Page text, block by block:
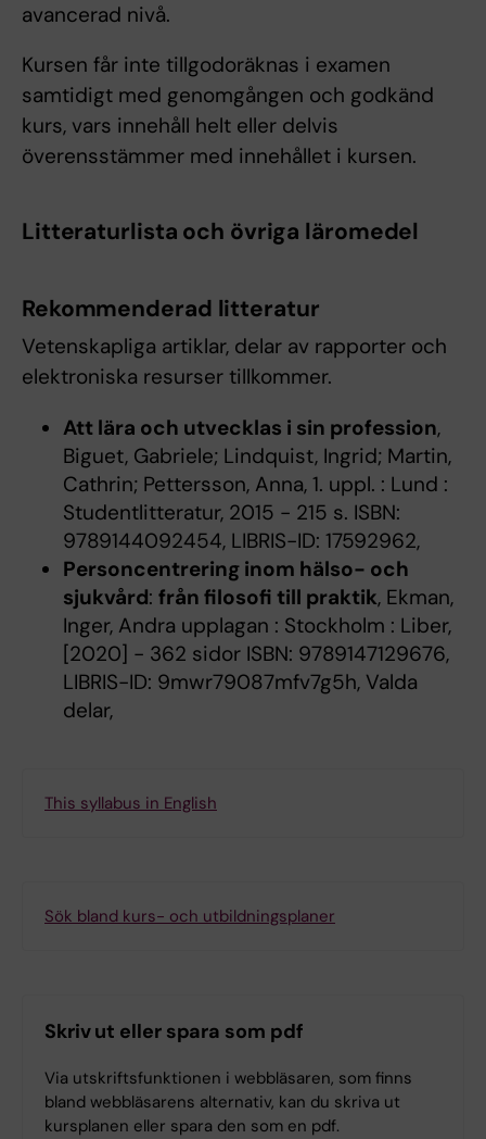
avancerad nivå.
Kursen får inte tillgodoräknas i examen
samtidigt med genomgången och godkänd
kurs, vars innehåll helt eller delvis
överensstämmer med innehållet i kursen.
Litteraturlista och övriga läromedel
Rekommenderad litteratur
Vetenskapliga artiklar, delar av rapporter och
elektroniska resurser tillkommer.
Att lära och utvecklas i sin profession,
Biguet, Gabriele; Lindquist, Ingrid; Martin,
Cathrin; Pettersson, Anna, 1. uppl. : Lund :
Studentlitteratur, 2015 - 215 s. ISBN:
9789144092454, LIBRIS-ID: 17592962,
Personcentrering inom hälso- och
sjukvård: från filosofi till praktik, Ekman,
Inger, Andra upplagan : Stockholm : Liber,
[2020] - 362 sidor ISBN: 9789147129676,
LIBRIS-ID: 9mwr79087mfv7g5h, Valda
delar,
This syllabus in English
Sök bland kurs- och utbildningsplaner
Skriv ut eller spara som pdf
Via utskriftsfunktionen i webbläsaren, som finns
bland webbläsarens alternativ, kan du skriva ut
kursplanen eller spara den som en pdf.